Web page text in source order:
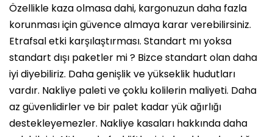
Özellikle kaza olmasa dahi, kargonuzun daha fazla
korunması için güvence almaya karar verebilirsiniz.
Etrafsal etki karşılaştırması. Standart mı yoksa
standart dışı paketler mi ? Bizce standart olan daha
iyi diyebiliriz. Daha genişlik ve yükseklik hudutları
vardır. Nakliye paleti ve çoklu kolilerin maliyeti. Daha
az güvenlidirler ve bir palet kadar yük ağırlığı
destekleyemezler. Nakliye kasaları hakkında daha